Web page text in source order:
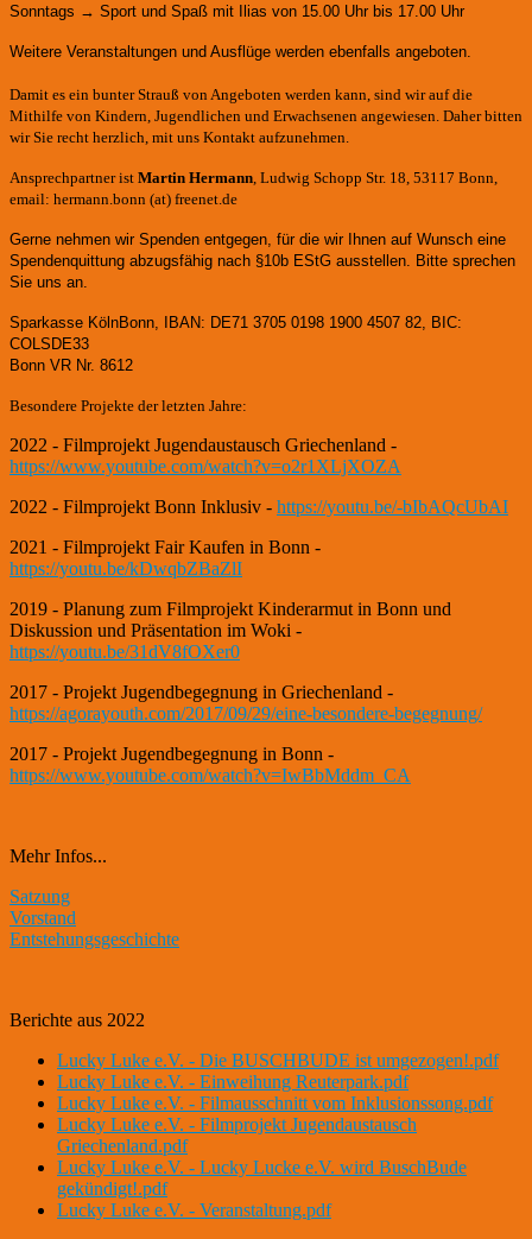
Sonntags → Sport und Spaß mit Ilias von 15.00 Uhr bis 17.00 Uhr
Weitere Veranstaltungen und Ausflüge werden ebenfalls angeboten.
Damit es ein bunter Strauß von Angeboten werden kann, sind wir auf die
Mithilfe von Kindern, Jugendlichen und Erwachsenen angewiesen. Daher bitten
wir Sie recht herzlich, mit uns Kontakt aufzunehmen.
Ansprechpartner ist Martin Hermann , Ludwig Schopp Str. 18, 53117 Bonn,
email: hermann.bonn (at) freenet.de
Gerne nehmen wir Spenden entgegen, für die wir Ihnen auf Wunsch eine
Spendenquittung abzugsfähig nach §10b EStG ausstellen. Bitte sprechen
Sie uns an.
Sparkasse KölnBonn, IBAN: DE71 3705 0198 1900 4507 82, BIC:
COLSDE33
Bonn VR Nr. 8612
Besondere Projekte der letzten Jahre:
2022 - Filmprojekt Jugendaustausch Griechenland -
https://www.youtube.com/watch?v=o2r1XLjXOZA
2022 - Filmprojekt Bonn Inklusiv - https://youtu.be/-bIbAQcUbAI
2021 - Filmprojekt Fair Kaufen in Bonn -
https://youtu.be/kDwqbZBaZlI
2019 - Planung zum Filmprojekt Kinderarmut in Bonn und
Diskussion und Präsentation im Woki -
https://youtu.be/31dV8fOXer0
2017 - Projekt Jugendbegegnung in Griechenland -
https://agorayouth.com/2017/09/29/eine-besondere-begegnung/
2017 - Projekt Jugendbegegnung in Bonn -
https://www.youtube.com/watch?v=IwBbMddm_CA
Mehr Infos...
Satzung
Vorstand
Entstehungsgeschichte
Berichte aus 2022
Lucky Luke e.V. - Die BUSCHBUDE ist umgezogen!.pdf
Lucky Luke e.V. - Einweihung Reuterpark.pdf
Lucky Luke e.V. - Filmausschnitt vom Inklusionssong.pdf
Lucky Luke e.V. - Filmprojekt Jugendaustausch
Griechenland.pdf
Lucky Luke e.V. - Lucky Lucke e.V. wird BuschBude
gekündigt!.pdf
Lucky Luke e.V. - Veranstaltung.pdf